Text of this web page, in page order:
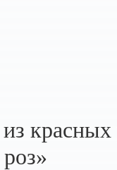
красных